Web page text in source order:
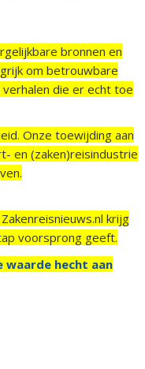
bronnen en
om betrouwbare
die er echt toe
Onze toewijding aan
en (zaken)reisindustrie
krijg
voorsprong geeft.
waarde hecht aan